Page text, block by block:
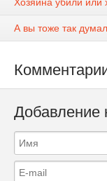
А вы тоже так
Добавление